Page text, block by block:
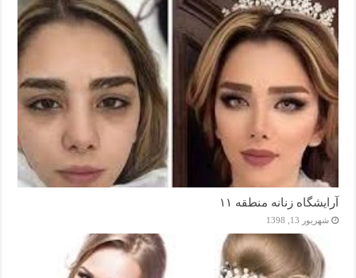
آرایشگاه زنانه منطقه ۱۱
شهریور 13, 1398